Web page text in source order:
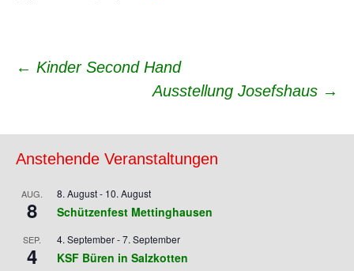
Beitrags-
← Kinder Second Hand
Ausstellung Josefshaus →
Anstehende Veranstaltungen
AUG.
8
8. August- 10. August
Schützenfest Mettinghausen
SEP.
4
4. September-7. September
KSF Büren in Salzkotten